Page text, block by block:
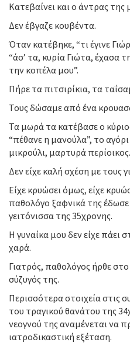
Κατεβαίνει και ο άντρας της
Δεν έβγαζε κουβέντα.
Όταν κατέβηκε, “τι έγινε
“άσ’ τα, κυρία Γιώτα, έχασα
την κοπέλα μου”.
Πήρε τα πιτσιρίκια, τα
Τους δώσαμε από ένα
Τα μωρά τα κατέβασε ο
“πέθανε η μανούλα”, το
μικρούλι, μαρτυρά περίοικος.
Δεν είχε καλή σχέση με τους
Είχε κρυώσει όμως, είχε
παθολόγο ξαφνικά της έδωσε
γειτόνισσα της 35χρονης.
Η γυναίκα μου δεν είχε πάει
χαρά.
Γιατρός, παθολόγος ήρθε
σύζυγός της.
Περισσότερα στοιχεία στις
του τραγικού θανάτου της
νεογνού της αναμένεται να
ιατροδικαστική εξέταση.